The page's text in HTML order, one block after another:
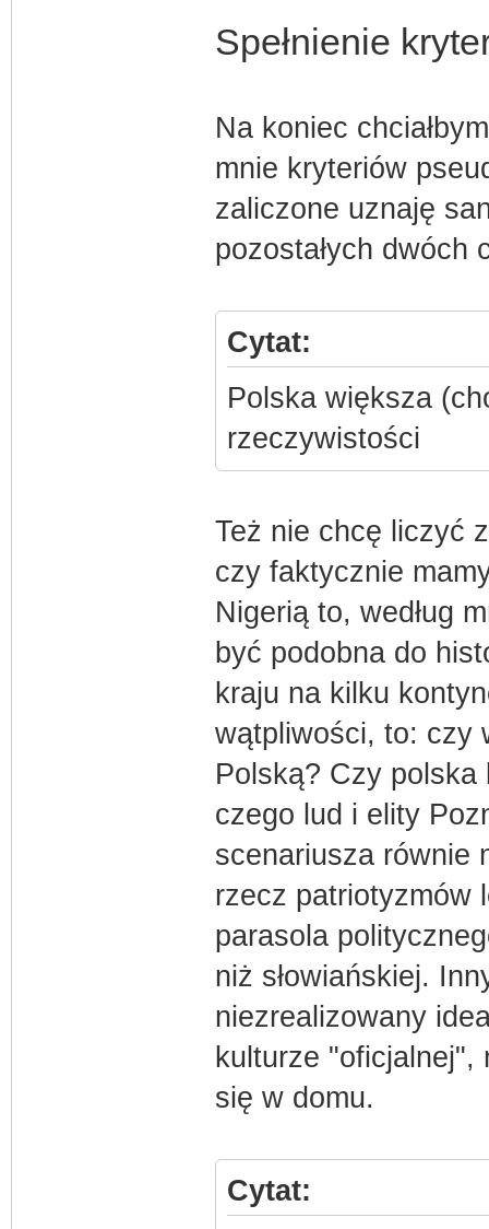
Spełnienie
Na koniec
mnie kryteriów
zaliczone uznaję
pozostałych dwóch
Cytat:
Polska większa
rzeczywistości
Też nie chcę liczyć
czy faktycznie
Nigerią to, według
być podobna do
kraju na kilku
wątpliwości, to: czy
Polską? Czy
czego lud i elity
scenariusza równie
rzecz patriotyzmów
parasola
niż słowiańskiej.
niezrealizowany
kulturze "oficjalnej",
się w domu.
Cytat: